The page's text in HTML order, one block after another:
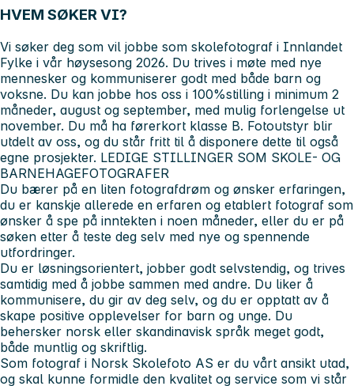
HVEM SØKER VI?
Vi søker deg som vil jobbe som skolefotograf i Innlandet
Fylke i vår høysesong 2026. Du trives i møte med nye
mennesker og kommuniserer godt med både barn og
voksne. Du kan jobbe hos oss i 100%stilling i minimum 2
måneder, august og september, med mulig forlengelse ut
november. Du må ha førerkort klasse B. Fotoutstyr blir
utdelt av oss, og du står fritt til å disponere dette til også
egne prosjekter. LEDIGE STILLINGER SOM SKOLE- OG
BARNEHAGEFOTOGRAFER
Du bærer på en liten fotografdrøm og ønsker erfaringen,
du er kanskje allerede en erfaren og etablert fotograf som
ønsker å spe på inntekten i noen måneder, eller du er på
søken etter å teste deg selv med nye og spennende
utfordringer.
Du er løsningsorientert, jobber godt selvstendig, og trives
samtidig med å jobbe sammen med andre. Du liker å
kommunisere, du gir av deg selv, og du er opptatt av å
skape positive opplevelser for barn og unge. Du
behersker norsk eller skandinavisk språk meget godt,
både muntlig og skriftlig.
Som fotograf i Norsk Skolefoto AS er du vårt ansikt utad,
og skal kunne formidle den kvalitet og service som vi står